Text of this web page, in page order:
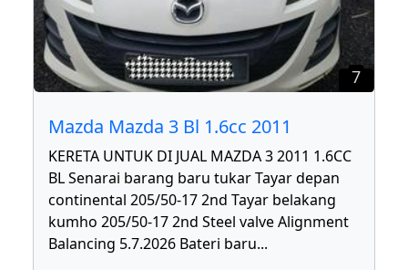
7
Mazda Mazda 3 Bl 1.6cc 2011
KERETA UNTUK DI JUAL MAZDA 3 2011 1.6CC
BL Senarai barang baru tukar Tayar depan
continental 205/50-17 2nd Tayar belakang
kumho 205/50-17 2nd Steel valve Alignment
Balancing 5.7.2026 Bateri baru...